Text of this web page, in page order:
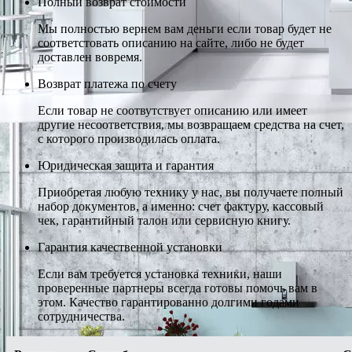
Мы полностью вернем вам деньги если товар будет не
соответстовать описанию на сайте, либо не будет
доставлен вовремя.
Возврат платежа по счету
Если товар не соотвутствует описанию или имеет
другие несоответствия, мы возвращаем средства на счет,
с которого производилась оплата.
Юридическая защита и гарантия
Приобретая любую технику у нас, вы получаете полный
набор документов, а именно: счет фактуру, кассовый
чек, гарантийный талон или сервисную книгу.
Гарантия качественной установки
Если вам требуется установка техники, наши
проверенные партнеры всегда готовы помочь вам в
этом. Качество гарантированно долгими годами
сотрудничества.